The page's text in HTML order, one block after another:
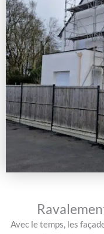
Avec le temps, les